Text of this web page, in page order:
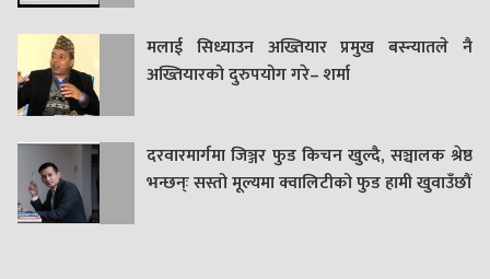
मलाई सिध्याउन अख्तियार प्रमुख बस्न्यातले नै
अख्तियारको दुरुपयोग गरे– शर्मा
दरवारमार्गमा जिञ्जर फुड किचन खुल्दै, सञ्चालक श्रेष्ठ
भन्छन्ः सस्तो मूल्यमा क्वालिटीको फुड हामी खुवाउँछौं